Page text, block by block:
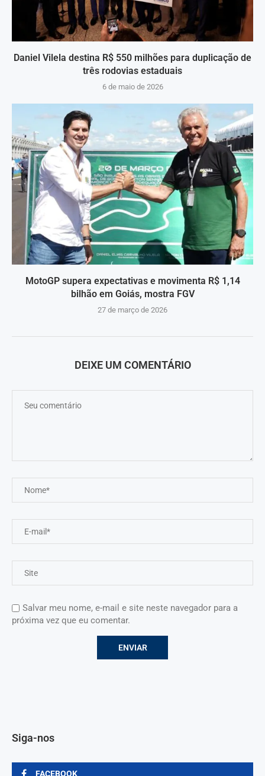
Daniel Vilela destina R$ 550 milhões para duplicação de
três rodovias estaduais
6 de maio de 2026
MotoGP supera expectativas e movimenta R$ 1,14
bilhão em Goiás, mostra FGV
27 de março de 2026
DEIXE UM COMENTÁRIO
Salvar meu nome, e-mail e site neste navegador para a
próxima vez que eu comentar.
Siga-nos
FACEBOOK